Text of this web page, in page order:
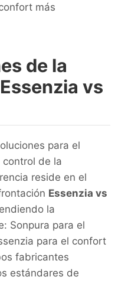
más
de la
vs
para el
de la
reside en el
Essenzia vs
la
Sonpura para el
para el confort
fabricantes
estándares de